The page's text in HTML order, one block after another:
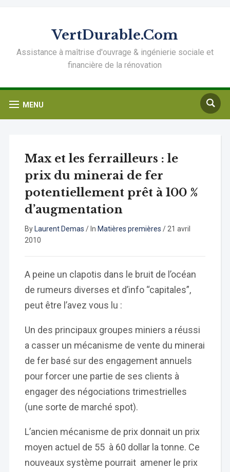
VertDurable.Com
Assistance à maîtrise d'ouvrage & ingénierie sociale et
financière de la rénovation
MENU
Max et les ferrailleurs : le
prix du minerai de fer
potentiellement prêt à 100 %
d’augmentation
By Laurent Demas / In Matières premières / 21 avril
2010
A peine un clapotis dans le bruit de l’océan
de rumeurs diverses et d’info “capitales”,
peut être l’avez vous lu :
Un des principaux groupes miniers a réussi
a casser un mécanisme de vente du minerai
de fer basé sur des engagement annuels
pour forcer une partie de ses clients à
engager des négociations trimestrielles
(une sorte de marché spot).
L’ancien mécanisme de prix donnait un prix
moyen actuel de 55 à 60 dollar la tonne. Ce
nouveaux système pourrait amener le prix